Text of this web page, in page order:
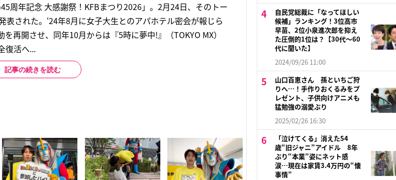
周年記念 大感謝祭！KFBまつり2026」。2月24日、そのトー
された。‘24年8月に女子大生とのアパホテル密会が報じら
再開させ、同年10月からは『5時に夢中!』（TOKYO MX）
復活へ...
記事の続きを読む
自民党総裁に「なってほしい
候補」ランキング！3位高市
早苗、2位小泉進次郎を抑え
た圧倒的1位は？【30代〜60
代に聞いた】
2024/09/26 11:00
山口百恵さん 孫といちご狩
りへ…！手作りおくるみをプ
レゼント、子供向けアニメも
猛勉強の溺愛ぶり
2025/02/26 16:30
「泣けてくる」消えた54
歳“旧ジャニ”アイドル 8年
ぶり“本業”姿にネット感
涙…現在は家賃3.4万円の“懐
事情”